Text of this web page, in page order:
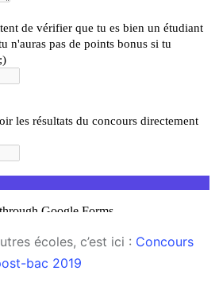
écoles, c’est ici : Concours
bac 2019